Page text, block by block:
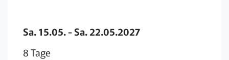
Sa. 15.05. - Sa. 22.05.2027
8 Tage